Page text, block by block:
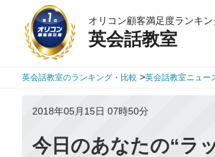
オリコン顧客満足度ランキン
英会話教室
英会話教室のランキング・比較 >英会話教室ニュー
2018年05月15日 07時50分
今日のあなたの“ラ